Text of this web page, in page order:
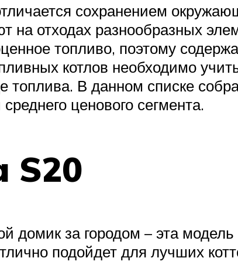
сохранением
на отходах разнообразных
топливо, поэтому
котлов необходимо
топлива. В данном списке
ценового сегмента.
S20
домик за городом – эта
подойдет для лучших